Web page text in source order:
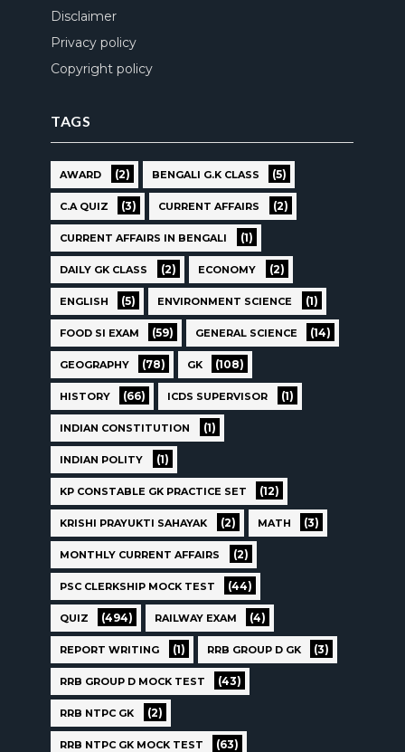
Disclaimer
Privacy policy
Copyright policy
TAGS
AWARD (2) BENGALI G.K CLASS (5)
C.A QUIZ (3) CURRENT AFFAIRS (2)
CURRENT AFFAIRS IN BENGALI (1)
DAILY GK CLASS (2) ECONOMY (2)
ENGLISH (5) ENVIRONMENT SCIENCE (1)
FOOD SI EXAM (59) GENERAL SCIENCE (14)
GEOGRAPHY (78) GK (108)
HISTORY (66) ICDS SUPERVISOR (1)
INDIAN CONSTITUTION (1)
INDIAN POLITY (1)
KP CONSTABLE GK PRACTICE SET (12)
KRISHI PRAYUKTI SAHAYAK (2) MATH (3)
MONTHLY CURRENT AFFAIRS (2)
PSC CLERKSHIP MOCK TEST (44)
QUIZ (494) RAILWAY EXAM (4)
REPORT WRITING (1) RRB GROUP D GK (3)
RRB GROUP D MOCK TEST (43)
RRB NTPC GK (2)
RRB NTPC GK MOCK TEST (63)